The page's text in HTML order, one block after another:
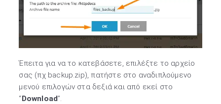
Έπειτα για να το κατεβάσετε, επιλέξτε το αρχείο
σας (πχ backup.zip), πατήστε στο αναδιπλούμενο
μενού επιλογών στα δεξιά και από εκεί στο
“Download”.